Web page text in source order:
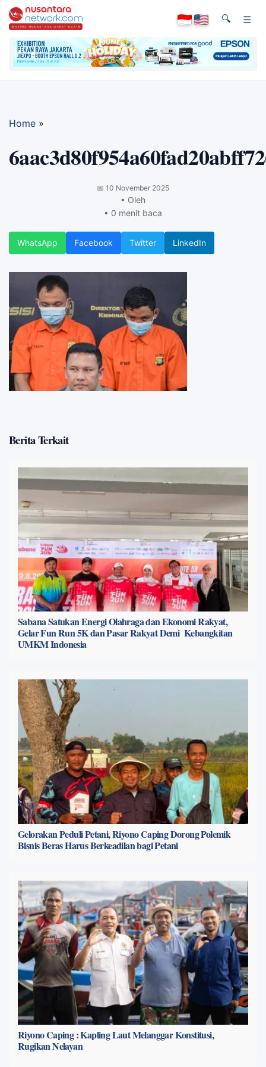
🔍 ☰
Home »
📅 10 November 2025
• Oleh
• 0 menit baca
WhatsApp Facebook Twitter LinkedIn
Berita Terkait
Sabana Satukan Energi Olahraga dan Ekonomi Rakyat,
Gelar Fun Run 5K dan Pasar Rakyat Demi Kebangkitan
UMKM Indonesia
Gelorakan Peduli Petani, Riyono Caping Dorong Polemik
Bisnis Beras Harus Berkeadilan bagi Petani
Riyono Caping : Kapling Laut Melanggar Konstitusi,
Rugikan Nelayan